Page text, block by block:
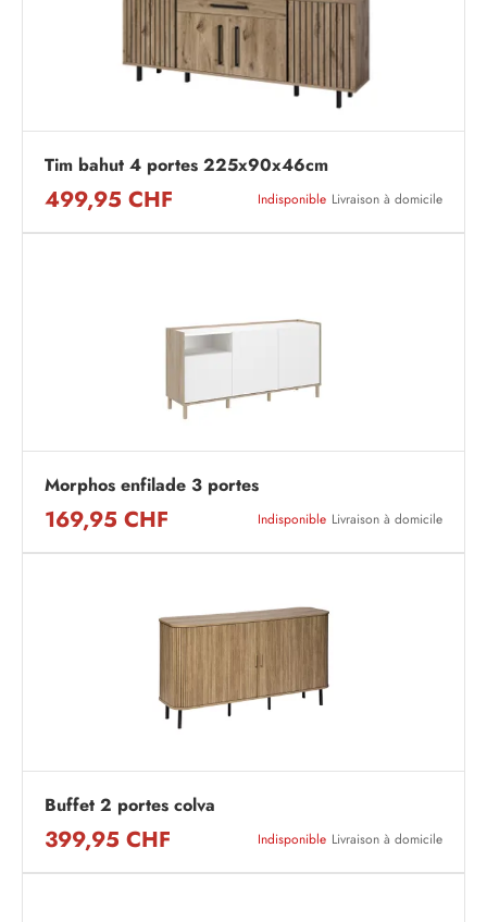
Tim bahut 4 portes 225x90x46cm
499,95 CHF Indisponible Livraison à domicile
Morphos enfilade 3 portes
169,95 CHF Indisponible Livraison à domicile
Buffet 2 portes colva
399,95 CHF Indisponible Livraison à domicile